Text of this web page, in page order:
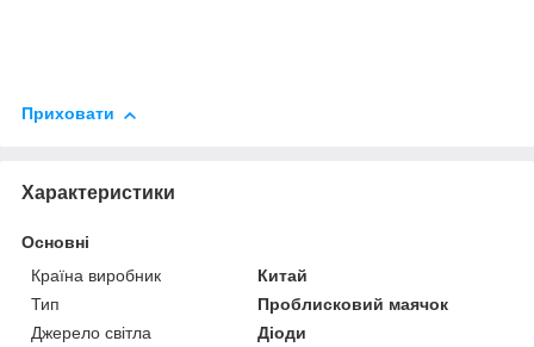
Приховати
Характеристики
Основні
Країна виробник
Китай
Тип
Проблисковий маячок
Джерело світла
Діоди